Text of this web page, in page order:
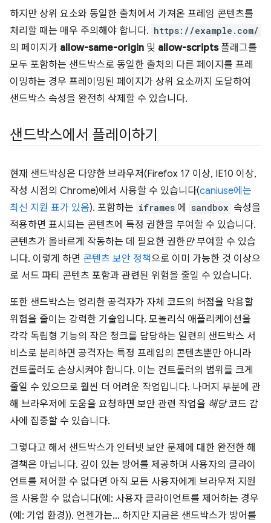
하지만 상위 요소와 동일한 출처에서 가져온 프레임 콘텐츠를
처리할 때는 매우 주의해야 합니다. https://example.com/
의 페이지가 allow-same-origin 및 allow-scripts플래그를
모두 포함하는 샌드박스로 동일한 출처의 다른 페이지를 프레
이밍하는 경우 프레이밍된 페이지가 상위 요소까지 도달하여
샌드박스 속성을 완전히 삭제할 수 있습니다.
샌드박스에서 플레이하기
현재 샌드박싱은 다양한 브라우저(Firefox 17 이상, IE10 이상,
작성 시점의 Chrome)에서 사용할 수 있습니다(caniuse에는
최신 지원 표가 있음). 포함하는 iframes 에 sandbox 속성을
적용하면 표시되는 콘텐츠에 특정 권한을 부여할 수 있습니다.
콘텐츠가 올바르게 작동하는 데 필요한 권한만부여할 수 있습
니다. 이렇게 하면 콘텐츠 보안 정책으로 이미 가능한 것 이상으
로 서드 파티 콘텐츠 포함과 관련된 위험을 줄일 수 있습니다.
또한 샌드박스는 영리한 공격자가 자체 코드의 허점을 악용할
위험을 줄이는 강력한 기술입니다. 모놀리식 애플리케이션을
각각 독립형 기능의 작은 청크를 담당하는 일련의 샌드박스 서
비스로 분리하면 공격자는 특정 프레임의 콘텐츠뿐만 아니라
컨트롤러도 손상시켜야 합니다. 이는 컨트롤러의 범위를 크게
줄일 수 있으므로 훨씬 더 어려운 작업입니다. 나머지 부분에 관
해 브라우저에 도움을 요청하면 보안 관련 작업을 해당코드 감
사에 집중할 수 있습니다.
그렇다고 해서 샌드박스가 인터넷 보안 문제에 대한 완전한 해
결책은 아닙니다. 깊이 있는 방어를 제공하며 사용자의 클라이
언트를 제어할 수 없다면 아직 모든 사용자에게 브라우저 지원
을 사용할 수 없습니다(예: 사용자 클라이언트를 제어하는 경우
(예: 기업 환경)). 언젠가는… 하지만 지금은 샌드박스가 방어를